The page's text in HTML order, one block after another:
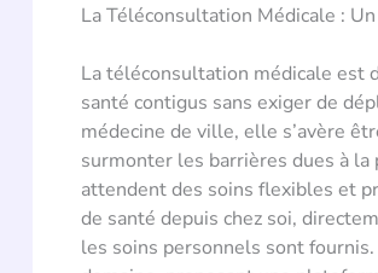
La Téléconsultation Médicale :
La téléconsultation médicale est
santé contigus sans exiger de
médecine de ville, elle s’avère
surmonter les barrières dues à la
attendent des soins flexibles et
de santé depuis chez soi,
les soins personnels sont